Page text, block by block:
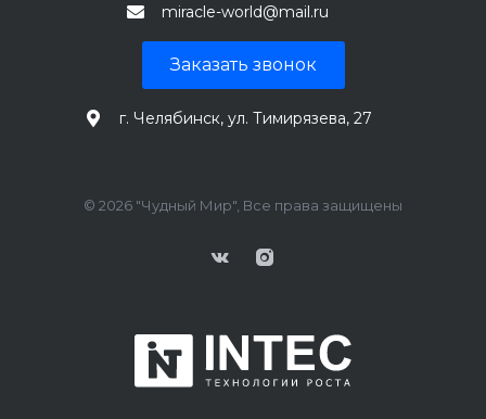
miracle-world@mail.ru
Заказать звонок
г. Челябинск, ул. Тимирязева, 27
© 2026 "Чудный Мир", Все права защищены